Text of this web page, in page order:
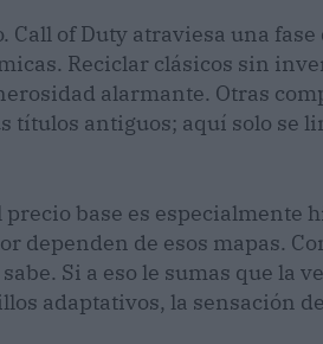
of Duty atraviesa una
Reciclar clásicos sin
alarmante. Otras
títulos antiguos; aquí solo se
base es especialmente
dependen de esos mapas.
Si a eso le sumas que la
adaptativos, la sensación